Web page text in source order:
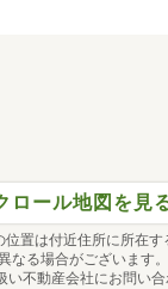
ロール地図を見
置は付近住所に所在す
なる場合がございます。
不動産会社にお問い合